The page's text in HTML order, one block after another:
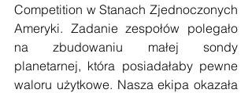
Competition w Stanach Zjednoczonych
Ameryki. Zadanie zespołów polegało
na zbudowaniu małej sondy
planetarnej, która posiadałaby pewne
waloru użytkowe. Nasza ekipa okazała